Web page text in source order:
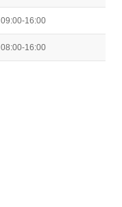
09:00-16:00
08:00-16:00